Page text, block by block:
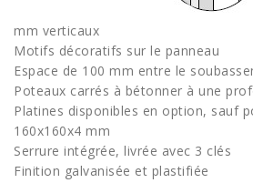
mm verticaux
Motifs décoratifs sur le panneau
Espace de 100 mm entre le
Poteaux carrés à bétonner à une
Platines disponibles en option, sauf
160x160x4 mm
Serrure intégrée, livrée avec 3 clés
Finition galvanisée et plastifiée